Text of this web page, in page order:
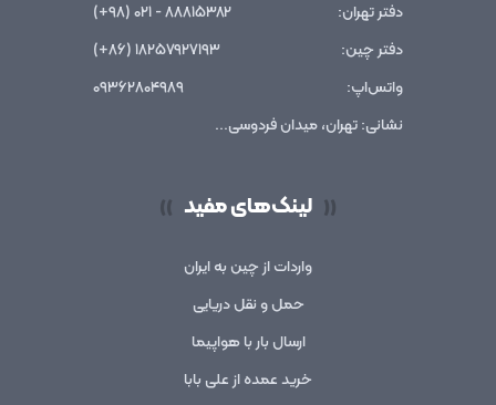
دفتر تهران:
۸۸۸۱۵۳۸۲ - ۰۲۱ (۹۸+)
دفتر چین:
۱۸۲۵۷۹۲۷۱۹۳ (۸۶+)
واتس‌اپ:
۰۹۳۶۲۸۰۴۹۸۹
نشانی: تهران، میدان فردوسی...
(( لینک‌های مفید ))
واردات از چین به ایران
حمل و نقل دریایی
ارسال بار با هواپیما
خرید عمده از علی بابا